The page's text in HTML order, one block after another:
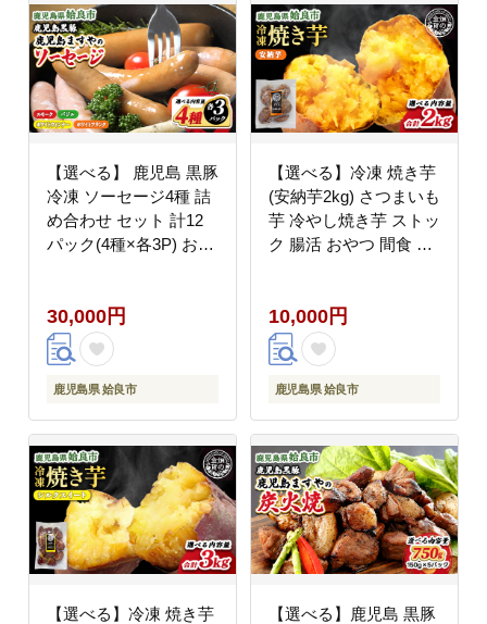
【選べる】 鹿児島 黒豚
冷凍 ソーセージ4種 詰
め合わせ セット 計12
パック(4種×各3P) おか
A)
30,000円
鹿児島県 姶良市
【選べる】冷凍 焼き芋
(安納芋2kg) さつまいも
芋 冷やし焼き芋 ストッ
ク 腸活 おやつ 間食 人
10,000円
鹿児島県 姶良市
【選べる】冷凍 焼き芋
【選べる】鹿児島 黒豚